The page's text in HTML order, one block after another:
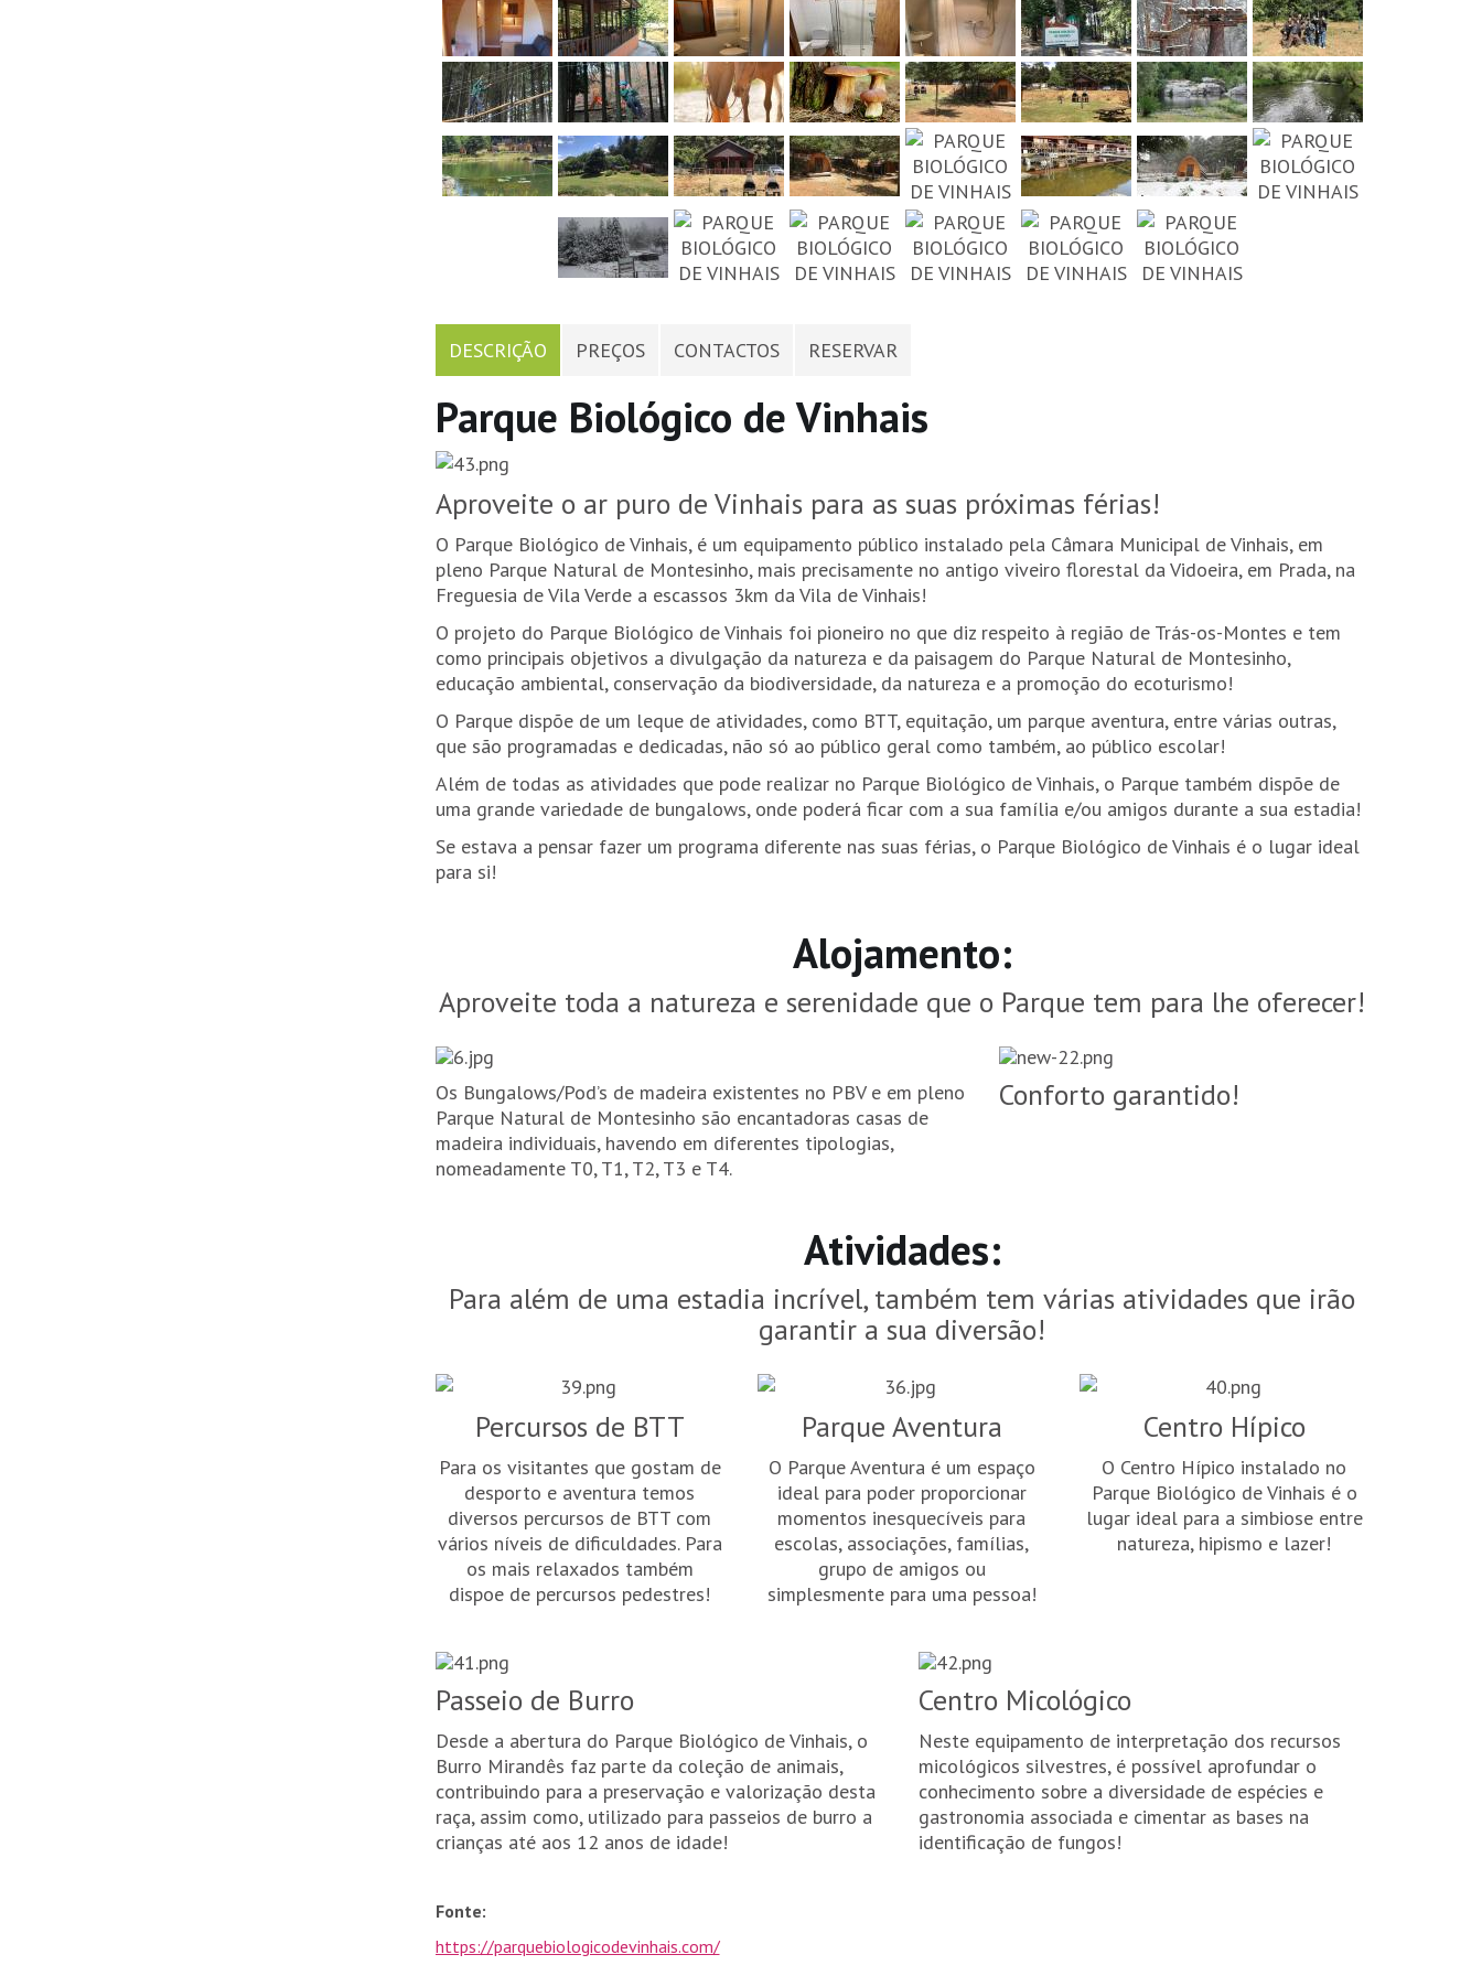
DESCRIÇÃO PREÇOS CONTACTOS RESERVAR
Parque Biológico de Vinhais
Aproveite o ar puro de Vinhais para as suas próximas férias!
O Parque Biológico de Vinhais, é um equipamento público instalado pela Câmara Municipal de Vinhais, em
pleno Parque Natural de Montesinho, mais precisamente no antigo viveiro florestal da Vidoeira, em Prada, na
Freguesia de Vila Verde a escassos 3km da Vila de Vinhais!
O projeto do Parque Biológico de Vinhais foi pioneiro no que diz respeito à região de Trás-os-Montes e tem
como principais objetivos a divulgação da natureza e da paisagem do Parque Natural de Montesinho,
educação ambiental, conservação da biodiversidade, da natureza e a promoção do ecoturismo!
O Parque dispõe de um leque de atividades, como BTT, equitação, um parque aventura, entre várias outras,
que são programadas e dedicadas, não só ao público geral como também, ao público escolar!
Além de todas as atividades que pode realizar no Parque Biológico de Vinhais, o Parque também dispõe de
uma grande variedade de bungalows, onde poderá ficar com a sua família e/ou amigos durante a sua estadia!
Se estava a pensar fazer um programa diferente nas suas férias, o Parque Biológico de Vinhais é o lugar ideal
para si!
Alojamento:
Aproveite toda a natureza e serenidade que o Parque tem para lhe oferecer!
Os Bungalows/Pod’s de madeira existentes no PBV e em pleno
Parque Natural de Montesinho são encantadoras casas de
madeira individuais, havendo em diferentes tipologias,
nomeadamente T0, T1, T2, T3 e T4.
Conforto garantido!
Atividades:
Para além de uma estadia incrível, também tem várias atividades que irão
garantir a sua diversão!
Percursos de BTT
Para os visitantes que gostam de
desporto e aventura temos
diversos percursos de BTT com
vários níveis de dificuldades. Para
os mais relaxados também
dispoe de percursos pedestres!
Parque Aventura
O Parque Aventura é um espaço
ideal para poder proporcionar
momentos inesquecíveis para
escolas, associações, famílias,
grupo de amigos ou
simplesmente para uma pessoa!
Centro Hípico
O Centro Hípico instalado no
Parque Biológico de Vinhais é o
lugar ideal para a simbiose entre
natureza, hipismo e lazer!
Passeio de Burro
Desde a abertura do Parque Biológico de Vinhais, o
Burro Mirandês faz parte da coleção de animais,
contribuindo para a preservação e valorização desta
raça, assim como, utilizado para passeios de burro a
crianças até aos 12 anos de idade!
Centro Micológico
Neste equipamento de interpretação dos recursos
micológicos silvestres, é possível aprofundar o
conhecimento sobre a diversidade de espécies e
gastronomia associada e cimentar as bases na
identificação de fungos!
Fonte:
https://parquebiologicodevinhais.com/